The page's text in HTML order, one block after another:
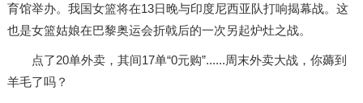
育馆举办。我国女篮将在13日晚与印度尼西亚队打响揭幕战。这
也是女篮姑娘在巴黎奥运会折戟后的一次另起炉灶之战。
点了20单外卖，其间17单“0元购”......周末外卖大战，你薅到
羊毛了吗？